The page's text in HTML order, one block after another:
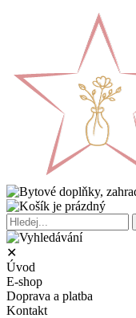
✕
Úvod
E-shop
Doprava a platba
Kontakt